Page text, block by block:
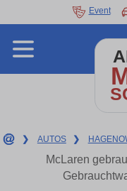
Event
❯ AUTOS ❯
McLaren